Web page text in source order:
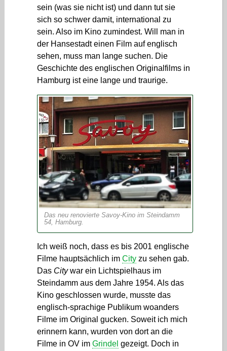
sein (was sie nicht ist) und dann tut sie
sich so schwer damit, international zu
sein. Also im Kino zumindest. Will man in
der Hansestadt einen Film auf englisch
sehen, muss man lange suchen. Die
Geschichte des englischen Originalfilms in
Hamburg ist eine lange und traurige.
Das neu renovierte Savoy-Kino im Steindamm
54, Hamburg.
Ich weiß noch, dass es bis 2001 englische
Filme hauptsächlich im Cityzu sehen gab.
Das Citywar ein Lichtspielhaus im
Steindamm aus dem Jahre 1954. Als das
Kino geschlossen wurde, musste das
englisch-sprachige Publikum woanders
Filme im Original gucken. Soweit ich mich
erinnern kann, wurden von dort an die
Filme in OV im Grindel gezeigt. Doch in